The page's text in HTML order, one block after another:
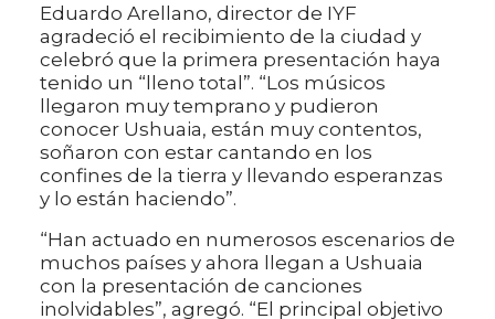
Eduardo Arellano, director de IYF
agradeció el recibimiento de la ciudad y
celebró que la primera presentación haya
tenido un “lleno total”. “Los músicos
llegaron muy temprano y pudieron
conocer Ushuaia, están muy contentos,
soñaron con estar cantando en los
confines de la tierra y llevando esperanzas
y lo están haciendo”.
“Han actuado en numerosos escenarios de
muchos países y ahora llegan a Ushuaia
con la presentación de canciones
inolvidables”, agregó. “El principal objetivo